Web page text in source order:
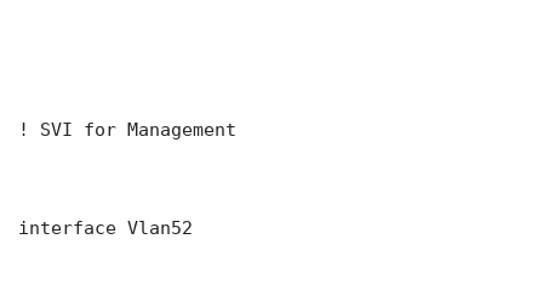
! SVI for Management
interface Vlan52